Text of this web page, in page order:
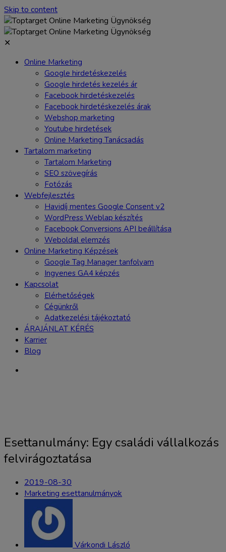
Skip to content
✕
Online Marketing
Google hirdetéskezelés
Google hirdetés kezelés ár
Facebook hirdetéskezelés
Facebook hirdetéskezelés árak
Webshop marketing
Youtube hirdetések
Online Marketing Tanácsadás
Tartalom marketing
Tartalom Marketing
SEO szövegírás
Fotózás
Webfejlesztés
Havidíj mentes Google Consent v2
WordPress Weblap készítés
Facebook Conversions API beállítása
Weboldal elemzés
Online Marketing Képzések
Google Tag Manager tanfolyam
Ingyenes GA4 képzés
Kapcsolat
Elérhetőségek
Cégünkről
Adatkezelési tájékoztató
ÁRAJÁNLAT KÉRÉS
Karrier
Blog
Esettanulmány: Egy családi vállalkozás
felvirágoztatása
2019-08-30
Marketing esettanulmányok
Várkondi László